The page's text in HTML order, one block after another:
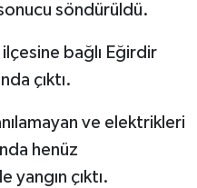
söndürüldü.
ilçesine bağlı Eğirdir
çıktı.
ve elektrikleri
henüz
yangın çıktı.